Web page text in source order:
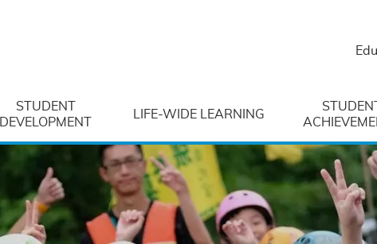
STUDENT
DEVELOPMENT
LIFE-WIDE LEARNING